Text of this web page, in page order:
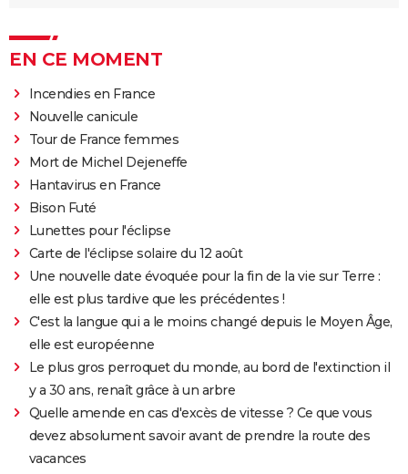
EN CE MOMENT
Incendies en France
Nouvelle canicule
Tour de France femmes
Mort de Michel Dejeneffe
Hantavirus en France
Bison Futé
Lunettes pour l'éclipse
Carte de l'éclipse solaire du 12 août
Une nouvelle date évoquée pour la fin de la vie sur Terre :
elle est plus tardive que les précédentes !
C'est la langue qui a le moins changé depuis le Moyen Âge,
elle est européenne
Le plus gros perroquet du monde, au bord de l'extinction il
y a 30 ans, renaît grâce à un arbre
Quelle amende en cas d'excès de vitesse ? Ce que vous
devez absolument savoir avant de prendre la route des
vacances